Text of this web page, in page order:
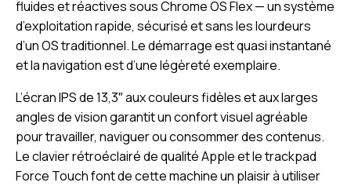
fluides et réactives sous Chrome OS Flex — un système
d’exploitation rapide, sécurisé et sans les lourdeurs
d’un OS traditionnel. Le démarrage est quasi instantané
et la navigation est d’une légèreté exemplaire.
L’écran IPS de 13,3″ aux couleurs fidèles et aux larges
angles de vision garantit un confort visuel agréable
pour travailler, naviguer ou consommer des contenus.
Le clavier rétroéclairé de qualité Apple et le trackpad
Force Touch font de cette machine un plaisir à utiliser